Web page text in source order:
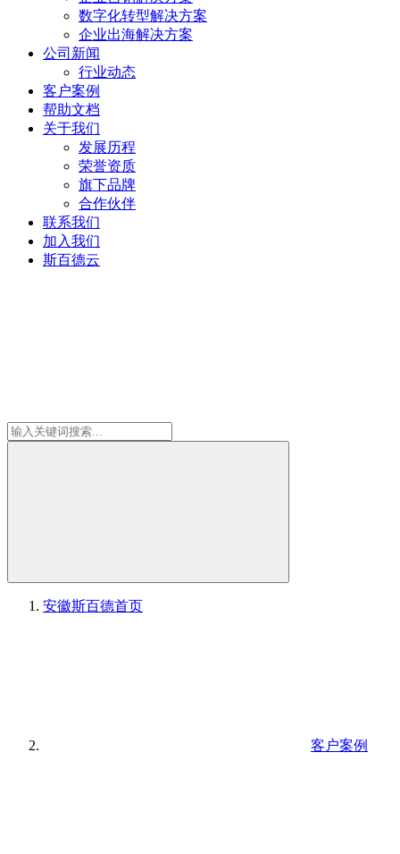
数字化转型解决方案
企业出海解决方案
公司新闻
行业动态
客户案例
帮助文档
关于我们
发展历程
荣誉资质
旗下品牌
合作伙伴
联系我们
加入我们
斯百德云
安徽斯百德首页
客户案例